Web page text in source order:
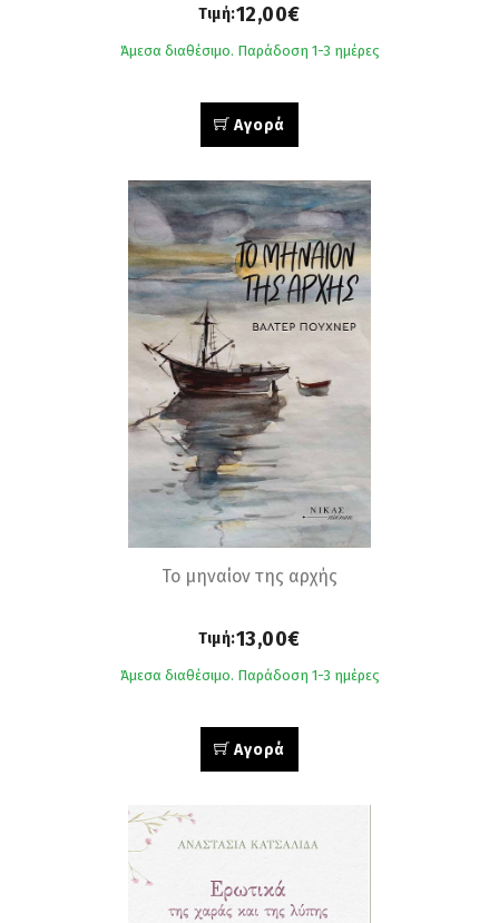
Τιμή:12,00€
Άμεσα διαθέσιμο. Παράδοση 1-3 ημέρες
Αγορά
Το μηναίον της αρχής
Τιμή:13,00€
Άμεσα διαθέσιμο. Παράδοση 1-3 ημέρες
Αγορά